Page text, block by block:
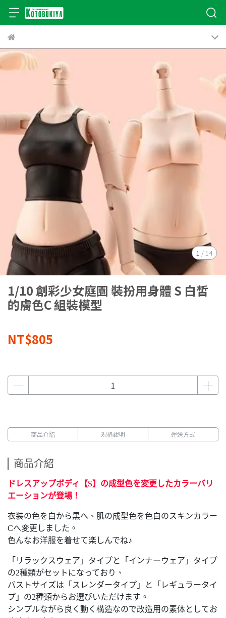
1 / 14
1/10 創彩少女庭園 裝扮用身體 S 白皙
的膚色C 組裝模型
NT$805
商品介紹 規格說明 運送方式
商品介紹
ドレスアップボディ【S】の成型色を変更したカラーバリ
エーションが登場！
衣装の色を白から黒へ、肌の成型色を色白のスキンカラー
Cへ変更しました。
色んなお洋服を着せて楽しんでね♪
「リラックスウェア」タイプと「インナーウェア」タイプ
の2種類がセットになっており、
バストサイズは「スレンダータイプ」と「レギュラータイ
プ」の2種類からお選びいただけます。
シンプルながら良く動く構造なので改造用の素体としてお